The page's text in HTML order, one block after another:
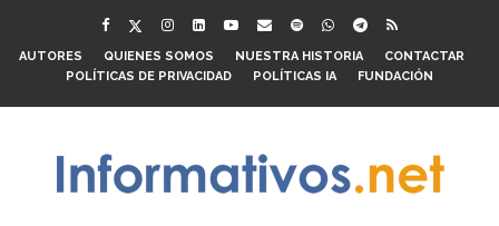
AUTORES QUIENES SOMOS NUESTRA HISTORIA
CONTACTAR
POLÍTICAS DE PRIVACIDAD
POLÍTICAS IA FUNDACIÓN